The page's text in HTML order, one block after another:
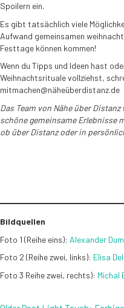
Spoilern ein.
Es gibt tatsächlich viele
Aufwand gemeinsamen
Festtage können kommen!
Wenn du Tipps und Ideen hast
Weihnachtsrituale vollziehst,
mitmachen@näheüberdistanz.de
Das Team von Nähe über
schöne gemeinsame Erlebnisse
ob über Distanz oder in
Bildquellen
Foto 1 (Reihe eins): Alexander
Foto 2 (Reihe zwei, links): Elisa
Foto 3 Reihe zwei, rechts): Michal